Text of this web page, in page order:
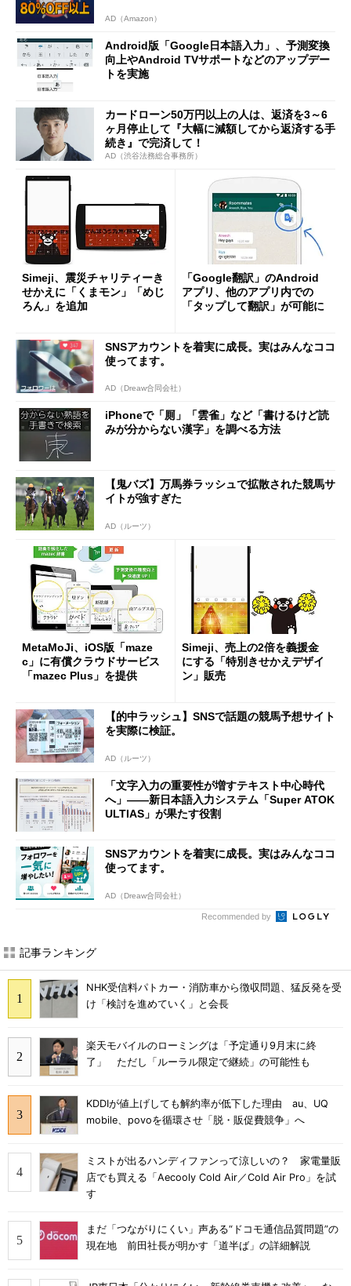
AD（Amazon）
Android版「Google日本語入力」、予測変換
向上やAndroid TVサポートなどのアップデー
トを実施
カードローン50万円以上の人は、返済を3～6
ヶ月停止して『大幅に減額してから返済する手
続き』で完済して！
AD（渋谷法務総合事務所）
Simeji、震災チャリティーき
せかえに「くまモン」「めじ
ろん」を追加
「Google翻訳」のAndroid
アプリ、他のアプリ内での
「タップして翻訳」が可能に
SNSアカウントを着実に成長。実はみんなココ
使ってます。
AD（Dreaw合同会社）
iPhoneで「厠」「雲雀」など「書けるけど読
みが分からない漢字」を調べる方法
【鬼バズ】万馬券ラッシュで拡散された競馬サ
イトが強すぎた
AD（ルーツ）
MetaMoJi、iOS版「maze
c」に有償クラウドサービス
「mazec Plus」を提供
Simeji、売上の2倍を義援金
にする「特別きせかえデザイ
ン」販売
【的中ラッシュ】SNSで話題の競馬予想サイト
を実際に検証。
AD（ルーツ）
「文字入力の重要性が増すテキスト中心時代
へ」――新日本語入力システム「Super ATOK
ULTIAS」が果たす役割
SNSアカウントを着実に成長。実はみんなココ
使ってます。
AD（Dreaw合同会社）
Recommended by
記事ランキング
NHK受信料パトカー・消防車から徴収問題、猛反発を受
け「検討を進めていく」と会長
楽天モバイルのローミングは「予定通り9月末に終
了」 ただし「ルーラル限定で継続」の可能性も
KDDIが値上げしても解約率が低下した理由 au、UQ
mobile、povoを循環させ「脱・販促費競争」へ
ミストが出るハンディファンって涼しいの？ 家電量販
店でも買える「Aecooly Cold Air／Cold Air Pro」を試
す
まだ「つながりにくい」声ある“ドコモ通信品質問題”の
現在地 前田社長が明かす「道半ば」の詳細解説